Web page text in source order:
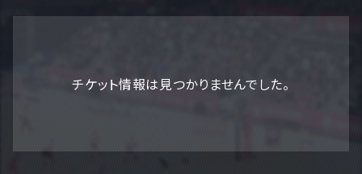
チケット情報は見つかりませんでした。